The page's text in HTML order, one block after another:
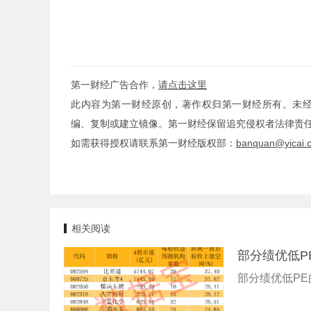
第一财经广告合作， 请点击这里
此内容为第一财经原创，著作权归第一财经所有。未
编、复制或建立镜像。第一财经保留追究侵权者法律责
如需获得授权请联系第一财经版权部：
相关阅读
部分绩优低
部分绩优低